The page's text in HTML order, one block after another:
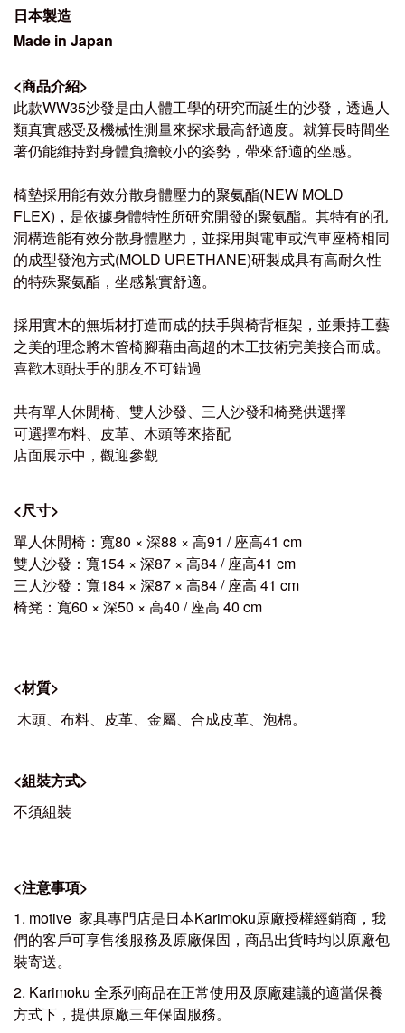
日本製造
Made in Japan
<商品介紹>
此款WW35沙發是由人體工學的研究而誕生的沙發，透過人
類真實感受及機械性測量來探求最高舒適度。就算長時間坐
著仍能維持對身體負擔較小的姿勢，帶來舒適的坐感。
椅墊採用能有效分散身體壓力的聚氨酯(NEW MOLD
FLEX)，是依據身體特性所研究開發的聚氨酯。其特有的孔
洞構造能有效分散身體壓力，並採用與電車或汽車座椅相同
的成型發泡方式(MOLD URETHANE)研製成具有高耐久性
的特殊聚氨酯，坐感紮實舒適。
採用實木的無垢材打造而成的扶手與椅背框架，並秉持工藝
之美的理念將木管椅腳藉由高超的木工技術完美接合而成。
喜歡木頭扶手的朋友不可錯過
共有單人休閒椅、雙人沙發、三人沙發和椅凳供選擇
可選擇布料、皮革、木頭等來搭配
店面展示中，觀迎參觀
<尺寸>
單人休閒椅：寬80 × 深88 × 高91 / 座高41 cm
雙人沙發：寬154 × 深87 × 高84 / 座高41 cm
三人沙發：寬184 × 深87 × 高84 / 座高 41 cm
椅凳：寬60 × 深50 × 高40 / 座高 40 cm
<材質>
木頭、布料、皮革、金屬、合成皮革、泡棉。
<組裝方式>
不須組裝
<注意事項>
1. motive 家具專門店是日本Karimoku原廠授權經銷商，我
們的客戶可享售後服務及原廠保固，商品出貨時均以原廠包
裝寄送。
2. Karimoku 全系列商品在正常使用及原廠建議的適當保養
方式下，提供原廠三年保固服務。